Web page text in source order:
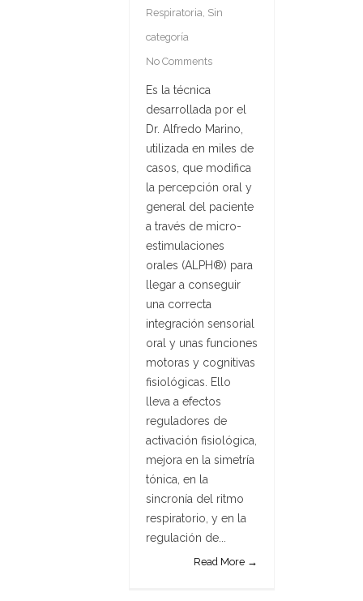
Respiratoria Sin
categoría
No Comments
Es la técnica
desarrollada por el
Dr. Alfredo Marino,
utilizada en miles de
casos, que modifica
la percepción oral y
general del paciente
a través de micro-
estimulaciones
orales (ALPH®) para
llegar a conseguir
una correcta
integración sensorial
oral y unas funciones
motoras y cognitivas
fisiológicas. Ello
lleva a efectos
reguladores de
activación fisiológica,
mejora en la simetría
tónica, en la
sincronía del ritmo
respiratorio, y en la
regulación de...
Read More →